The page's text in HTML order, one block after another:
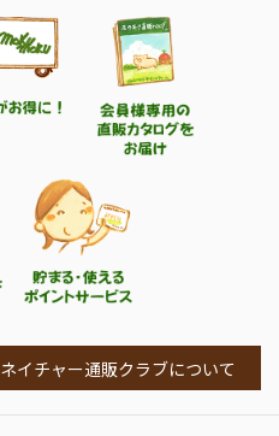
ネイチャー通販クラブについて